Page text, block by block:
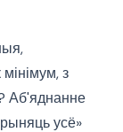
з
Аб'яднанне
усё»